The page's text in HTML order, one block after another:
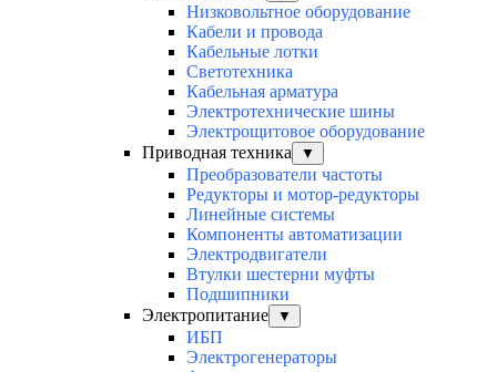
Низковольтное оборудование
Кабели и провода
Кабельные лотки
Светотехника
Кабельная арматура
Электротехнические шины
Электрощитовое оборудование
Приводная техника
▼
Преобразователи частоты
Редукторы и мотор-редукторы
Линейные системы
Компоненты автоматизации
Электродвигатели
Втулки шестерни муфты
Подшипники
Электропитание
▼
ИБП
Электрогенераторы